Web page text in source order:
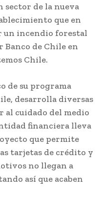
sector de la nueva
que en
un incendio forestal
de Chile en
Chile.
de su programa
desarrolla diversas
cuidado del medio
financiera lleva
que permite
tarjetas de crédito y
no llegan a
así que acaben